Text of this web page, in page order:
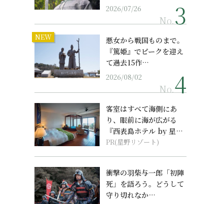
2026/07/26
No.
NEW
悪女から戦国ものまで。
『篤姫』でピークを迎え
て過去15作…
2026/08/02
No.
客室はすべて海側にあ
り、眼前に海が広がる
『西表島ホテル by 星野
リゾート』
PR(星野リゾート)
衝撃の羽柴与一郎「初陣
死」を語ろう。どうして
守り切れなか…